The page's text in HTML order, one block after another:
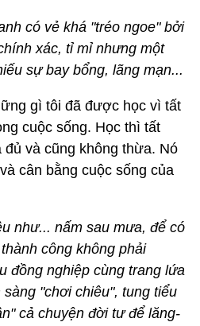
có vẻ khá "tréo ngoe" bởi
xác, tỉ mỉ nhưng một
sự bay bổng, lãng mạn...
gì tôi đã được học vì tất
cuộc sống. Học thì tất
và cũng không thừa. Nó
cân bằng cuộc sống của
như... nấm sau mưa, để có
công không phải
đồng nghiệp cùng trang lứa
"chơi chiêu", tung tiểu
cả chuyện đời tư để lăng-